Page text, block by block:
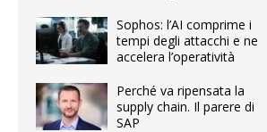
Sophos: l’AI comprime i
tempi degli attacchi e ne
accelera l’operatività
Perché va ripensata la
supply chain. Il parere di
SAP